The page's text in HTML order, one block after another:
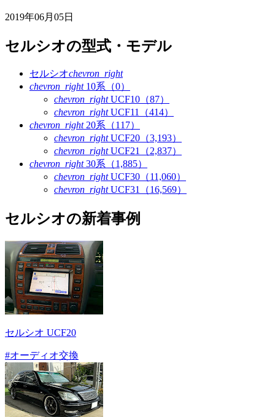
2019年06月05日
セルシオの型式・モデル
セルシオchevron_right
chevron_right 10系（0）
chevron_right UCF10（87）
chevron_right UCF11（414）
chevron_right 20系（117）
chevron_right UCF20（3,193）
chevron_right UCF21（2,837）
chevron_right 30系（1,885）
chevron_right UCF30（11,060）
chevron_right UCF31（16,569）
セルシオの新着事例
セルシオ UCF20
#オーディオ交換